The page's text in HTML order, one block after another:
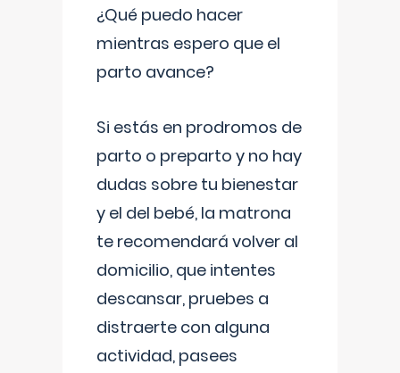
¿Qué puedo hacer
mientras espero que el
parto avance?
Si estás en prodromos de
parto o preparto y no hay
dudas sobre tu bienestar
y el del bebé, la matrona
te recomendará volver al
domicilio, que intentes
descansar, pruebes a
distraerte con alguna
actividad, pasees